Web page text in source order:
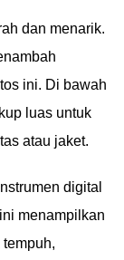
dan menarik.
ini. Di bawah
luas untuk
atau jaket.
digital
menampilkan